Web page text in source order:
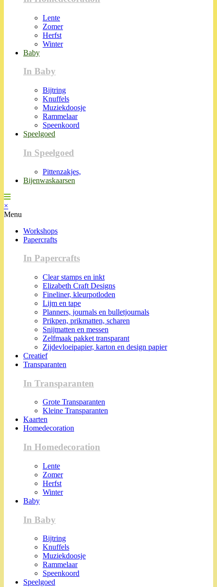
Lente
Zomer
Herfst
Winter
Baby
In Baby
Bijtring
Knuffels
Muziekdoosje
Rammelaar
Speenkoord
Speelgoed
In Speelgoed
Pittenzakjes,
Bijenwaskaarsen
×
Menu
Workshops
Papercrafts
In Papercrafts
Clear stamps en inkt
Elizabeth Craft Designs
Fineliner, kleurpotloden
Lijm en tape
Planners, journals en bulletjournals
Prikpen, prikmatten, scharen
Snijmatten en messen
Zelfmaak pakket transparant
Zijdevloeipapier, karton en design papier
Creatief
Transparanten
In Transparanten
Grote Transparanten
Kleine Transparanten
Kaarten
Homedecoration
In Homedecoration
Lente
Zomer
Herfst
Winter
Baby
In Baby
Bijtring
Knuffels
Muziekdoosje
Rammelaar
Speenkoord
Speelgoed